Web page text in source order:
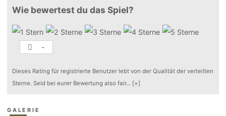
Wie bewertest du das Spiel?
-
Dieses Rating für registrierte Benutzer lebt von der Qualität der verteilten
Sterne. Seid bei eurer Bewertung also fair... [+]
GALERIE